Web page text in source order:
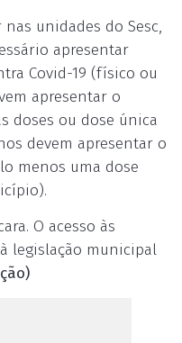
unidades do Sesc,
apresentar
Covid-19 (físico ou
apresentar o
doses ou dose única
devem apresentar o
menos uma dose
O acesso às
legislação municipal